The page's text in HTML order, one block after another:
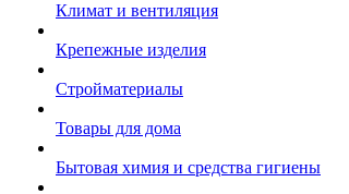
Климат и вентиляция
Крепежные изделия
Стройматериалы
Товары для дома
Бытовая химия и средства гигиены